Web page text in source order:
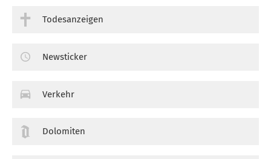
Todesanzeigen
Newsticker
Verkehr
Dolomiten